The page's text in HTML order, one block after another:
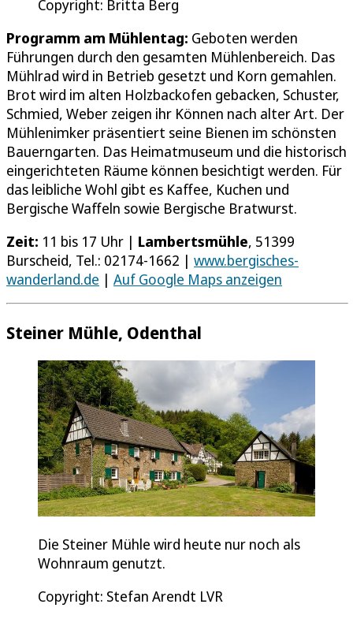
Copyright: Britta Berg
Programm am Mühlentag: Geboten werden
Führungen durch den gesamten Mühlenbereich. Das
Mühlrad wird in Betrieb gesetzt und Korn gemahlen.
Brot wird im alten Holzbackofen gebacken, Schuster,
Schmied, Weber zeigen ihr Können nach alter Art. Der
Mühlenimker präsentiert seine Bienen im schönsten
Bauerngarten. Das Heimatmuseum und die historisch
eingerichteten Räume können besichtigt werden. Für
das leibliche Wohl gibt es Kaffee, Kuchen und
Bergische Waffeln sowie Bergische Bratwurst.
Zeit: 11 bis 17 Uhr | Lambertsmühle, 51399
Burscheid, Tel.: 02174-1662 | www.bergisches-
wanderland.de | Auf Google Maps anzeigen
Steiner Mühle, Odenthal
Die Steiner Mühle wird heute nur noch als
Wohnraum genutzt.
Copyright: Stefan Arendt LVR